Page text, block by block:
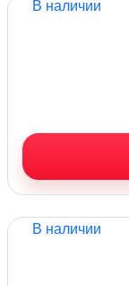
В наличии
В наличии